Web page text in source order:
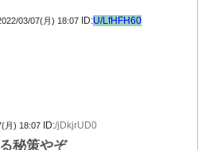
03/07(月) 18:07 ID:U/LfHFH60
月) 18:07 ID:/jDkjrUD0
秘策やぞ